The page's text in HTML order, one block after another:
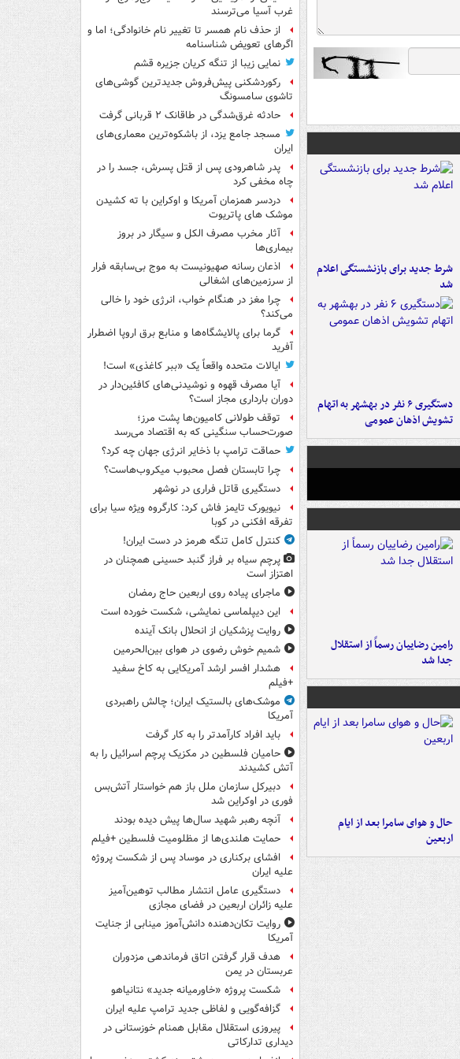
شرط جدید برای بازنشستگی اعلام
شد
دستگیری ۶ نفر در بهشهر به اتهام
تشویش اذهان عمومی
رامین رضاییان رسماً از استقلال
جدا شد
حال و هوای سامرا بعد از ایام
اربعین
غرب آسیا می‌ترسند
از حذف نام همسر تا تغییر نام خانوادگی؛ اما و
اگرهای تعویض شناسنامه
نمایی زیبا از تنگه کریان جزیره قشم
رکوردشکنی پیش‌فروش جدیدترین گوشی‌های
تاشوی سامسونگ
حادثه غرق‌شدگی در طاقانک ۲ قربانی گرفت
مسجد جامع یزد، از باشکوه‌ترین معماری‌های
ایران
پدر شاهرودی پس از قتل پسرش، جسد را در
چاه مخفی کرد
دردسر همزمان آمریکا و اوکراین با ته کشیدن
موشک های پاتریوت
آثار مخرب مصرف الکل و سیگار در بروز
بیماری‌ها
اذعان رسانه صهیونیست به موج بی‌سابقه فرار
از سرزمین‌های اشغالی
چرا مغز در هنگام خواب، انرژی خود را خالی
می‌کند؟
گرما برای پالایشگاه‌ها و منابع برق اروپا اضطرار
آفرید
ایالات متحده واقعاً یک «ببر کاغذی» است!
آیا مصرف قهوه و نوشیدنی‌های کافئین‌دار در
دوران بارداری مجاز است؟
توقف طولانی کامیون‌ها پشت مرز؛
صورت‌حساب سنگینی که به اقتصاد می‌رسد
حماقت ترامپ با ذخایر انرژی جهان چه کرد؟
چرا تابستان فصل محبوب میکروب‌هاست؟
دستگیری قاتل فراری در نوشهر
نیویورک تایمز فاش کرد: کارگروه ویژه سیا برای
تفرقه افکنی در کوبا
کنترل کامل تنگه هرمز در دست ایران!
پرچم سیاه بر فراز گنبد حسینی همچنان در
اهتزاز است
ماجرای پیاده روی اربعین حاج رمضان
این دیپلماسی نمایشی، شکست خورده است
روایت پزشکیان از انحلال بانک آینده
شمیم خوش رضوی در هوای بین‌الحرمین
هشدار افسر ارشد آمریکایی به کاخ سفید
+فیلم
موشک‌های بالستیک ایران؛ چالش راهبردی
آمریکا
باید افراد کارآمدتر را به کار گرفت
حامیان فلسطین در مکزیک پرچم اسرائیل را به
آتش کشیدند
دبیرکل سازمان ملل باز هم خواستار آتش‌بس
فوری در اوکراین شد
آنچه رهبر شهید سال‌ها پیش دیده بودند
حمایت هلندی‌ها از مظلومیت فلسطین +فیلم
افشای برکناری در موساد پس از شکست پروژه
علیه ایران
دستگیری عامل انتشار مطالب توهین‌آمیز
علیه زائران اربعین در فضای مجازی
روایت تکان‌دهنده دانش‌آموز مینابی از جنایت
آمریکا
هدف قرار گرفتن اتاق‌ فرماندهی مزدوران
عربستان در یمن
شکست پروژه «خاورمیانه جدید» نتانیاهو
گزافه‌گویی و لفاظی جدید ترامپ علیه ایران
پیروزی استقلال مقابل همنام خوزستانی در
دیداری تدارکاتی